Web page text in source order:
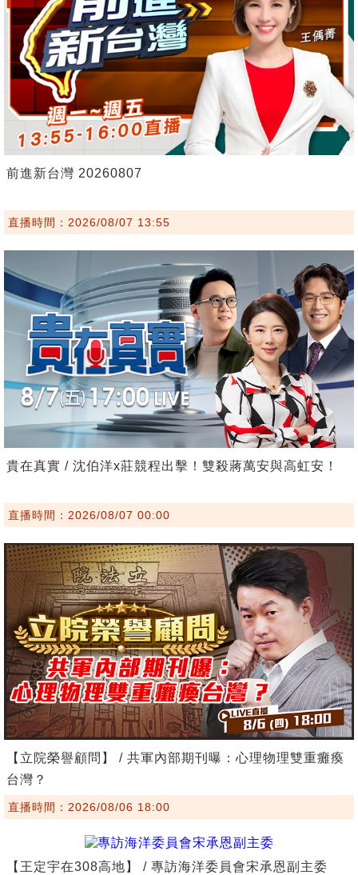
前進新台灣 20260807
直播時間：2026/08/07 13:55
貴在真實 / 沈伯洋x莊競程出擊！雙殺蔣萬安與高虹安！
直播時間：2026/08/07 00:00
【立院榮譽顧問】 / 共軍內部期刊曝：心理物理雙重癱瘓
台灣？
直播時間：2026/08/06 18:00
【王定宇在308高地】 / 專訪海洋委員會宋承恩副主委